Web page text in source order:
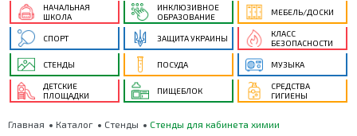
НАЧАЛЬНАЯ
ШКОЛА
ИНКЛЮЗИВНОЕ
ОБРАЗОВАНИЕ
МЕБЕЛЬ/ДОСКИ
СПОРТ ЗАЩИТА УКРАИНЫ
КЛАСС
БЕЗОПАСНОСТИ
СТЕНДЫ ПОСУДА МУЗЫКА
ДЕТСКИЕ
ПЛОЩАДКИ
ПИЩЕБЛОК
СРЕДСТВА
ГИГИЕНЫ
Главная Каталог Стенды Стенды для кабинета химии